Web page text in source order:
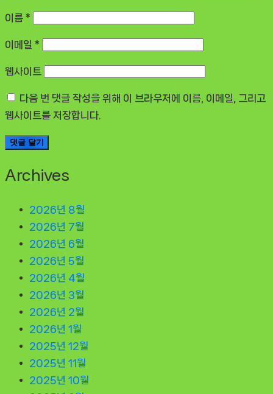
이름 *
이메일 *
웹사이트
다음 번 댓글 작성을 위해 이 브라우저에 이름, 이메일, 그리고
웹사이트를 저장합니다.
Archives
2026년 8월
2026년 7월
2026년 6월
2026년 5월
2026년 4월
2026년 3월
2026년 2월
2026년 1월
2025년 12월
2025년 11월
2025년 10월